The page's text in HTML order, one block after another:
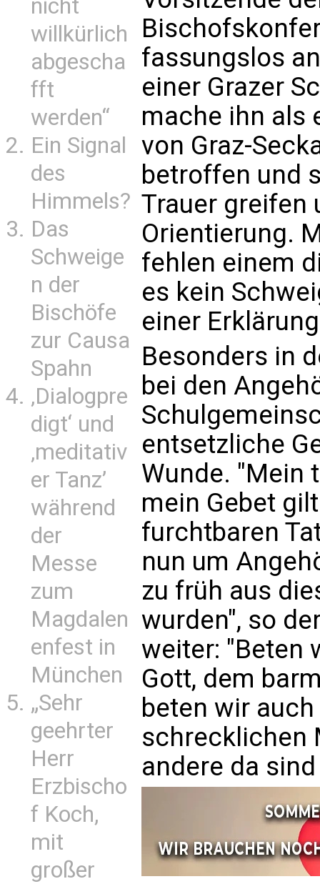
nicht
willkürlich
abgescha
fft
werden“
Ein Signal
des
Himmels?
Das
Schweige
n der
Bischöfe
zur Causa
Spahn
‚Dialogpre
digt‘ und
‚meditativ
er Tanz’
während
der
Messe
zum
Magdalen
enfest in
München
„Sehr
geehrter
Herr
Erzbischo
f Koch,
mit
großer
fassungslos
einer Grazer
mache ihn als
von Graz-
betroffen und
Trauer greifen
Orientierung.
fehlen einem
es kein
einer
Besonders in
bei den
entsetzliche
Wunde. "Mein
mein Gebet
furchtbaren
nun um
zu früh aus
wurden", so
weiter: "Beten
Gott, dem
beten wir
schrecklichen
andere da